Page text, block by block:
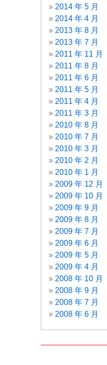
2014 年 5 月
2014 年 4 月
2013 年 8 月
2013 年 7 月
2011 年 11 月
2011 年 8 月
2011 年 6 月
2011 年 5 月
2011 年 4 月
2011 年 3 月
2010 年 8 月
2010 年 7 月
2010 年 3 月
2010 年 2 月
2010 年 1 月
2009 年 12 月
2009 年 10 月
2009 年 9 月
2009 年 8 月
2009 年 7 月
2009 年 6 月
2009 年 5 月
2009 年 4 月
2008 年 10 月
2008 年 9 月
2008 年 7 月
2008 年 6 月